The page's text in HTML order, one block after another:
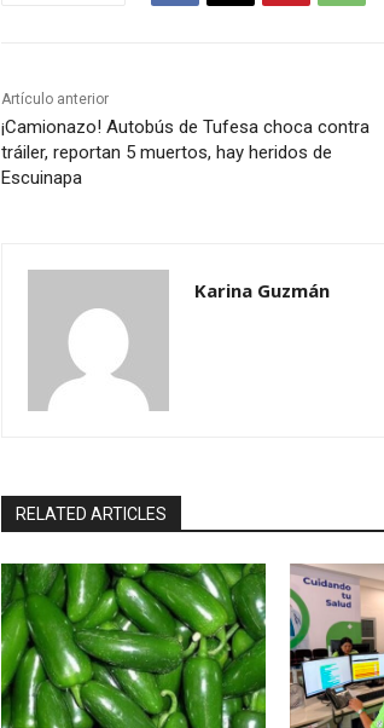
Artículo anterior
¡Camionazo! Autobús de Tufesa choca contra
tráiler, reportan 5 muertos, hay heridos de
Escuinapa
Karina Guzmán
RELATED ARTICLES